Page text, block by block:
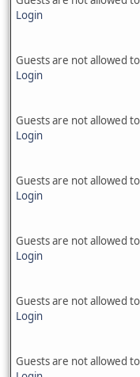
Login
Guests are not allowed
Login
Guests are not allowed
Login
Guests are not allowed
Login
Guests are not allowed
Login
Guests are not allowed
Login
Guests are not allowed